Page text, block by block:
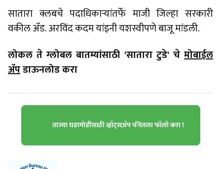
सातारा क्लबचे पदाधिकाऱ्यांतर्फे माजी जिल्हा सरकारी
वकील ॲड. अरविंद कदम यांइनी यशस्वीपणे बाजू मांडली.
लोकल ते ग्लोबल बातम्यांसाठी 'सातारा टुडे' चे मोबाईल
ॲपडाऊनलोड करा
ताज्या घडामोडींसाठी व्हॉट्सॲप चॅनेलला फॉलो करा !